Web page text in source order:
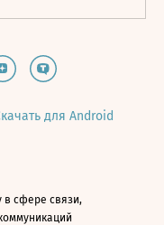
для Android
сфере связи,